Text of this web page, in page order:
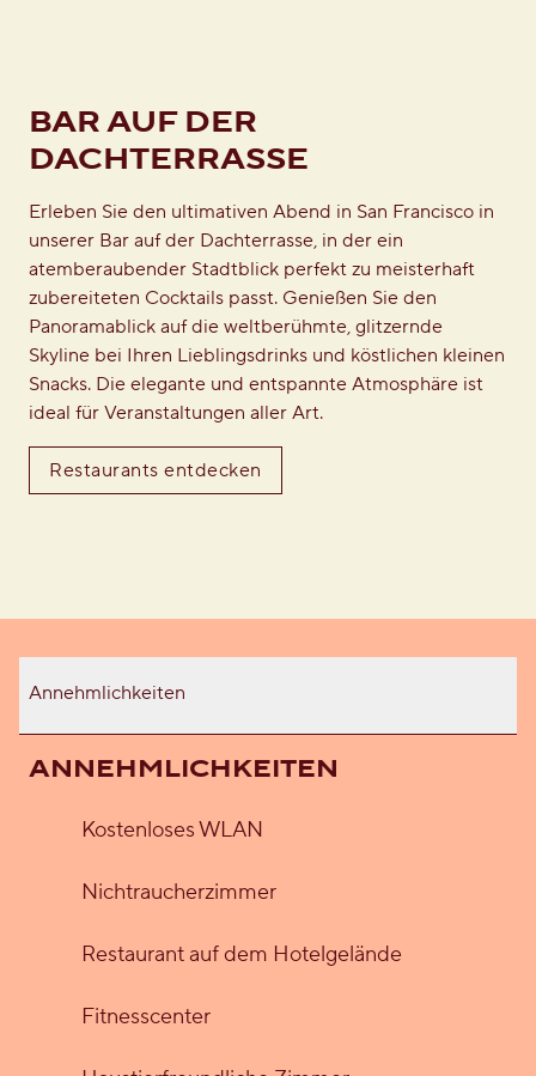
BAR AUF DER
DACHTERRASSE
Erleben Sie den ultimativen Abend in San Francisco in
unserer Bar auf der Dachterrasse, in der ein
atemberaubender Stadtblick perfekt zu meisterhaft
zubereiteten Cocktails passt. Genießen Sie den
Panoramablick auf die weltberühmte, glitzernde
Skyline bei Ihren Lieblingsdrinks und köstlichen kleinen
Snacks. Die elegante und entspannte Atmosphäre ist
ideal für Veranstaltungen aller Art.
Restaurants entdecken
Annehmlichkeiten
ANNEHMLICHKEITEN
Kostenloses WLAN
Nichtraucher­zimmer
Restaurant auf dem Hotelgelände
Fitnesscenter